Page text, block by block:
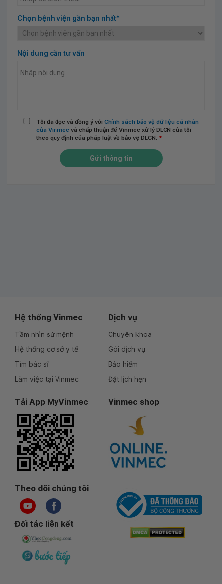
Chọn bệnh viện gần bạn nhất*
Nội dung cần tư vấn
Tôi đã đọc và đồng ý với Chính sách bảo vệ dữ liệu cá nhân
của Vinmec và chấp thuận để Vinmec xử lý DLCN của tôi
theo quy định của pháp luật về bảo vệ DLCN. *
Gửi thông tin
Hệ thống Vinmec
Tầm nhìn sứ mệnh
Hệ thống cơ sở y tế
Tìm bác sĩ
Làm việc tại Vinmec
Dịch vụ
Chuyên khoa
Gói dịch vụ
Bảo hiểm
Đặt lịch hẹn
Tải App MyVinmec Vinmec shop
Theo dõi chúng tôi
Đối tác liên kết